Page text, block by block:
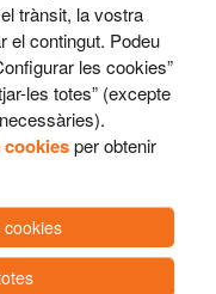
de Vic
'El Vigatà', 1
trànsit, la vostra
el contingut. Podeu
les cookies”
les totes” (excepte
per obtenir